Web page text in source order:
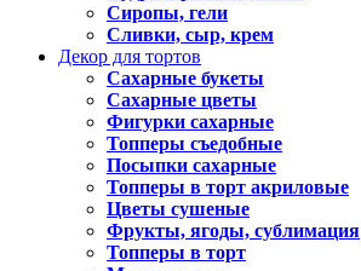
Сиропы, гели
Сливки, сыр, крем
Декор для тортов
Сахарные букеты
Сахарные цветы
Фигурки сахарные
Топперы съедобные
Посыпки сахарные
Топперы в торт акриловые
Цветы сушеные
Фрукты, ягоды, сублимация
Топперы в торт